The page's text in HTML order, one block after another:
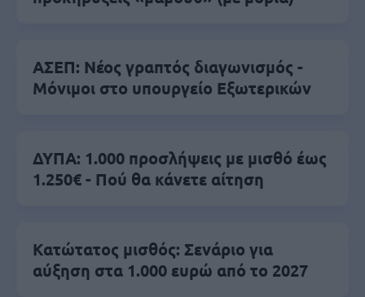
ΑΣΕΠ: Νέος γραπτός διαγωνισμός -
Μόνιμοι στο υπουργείο Εξωτερικών
ΔΥΠΑ: 1.000 προσλήψεις με μισθό έως
1.250€ - Πού θα κάνετε αίτηση
Κατώτατος μισθός: Σενάριο για
αύξηση στα 1.000 ευρώ από το 2027